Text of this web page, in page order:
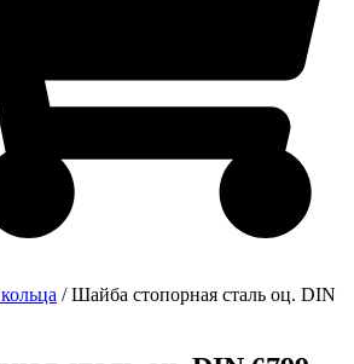
/ Шайба стопорная сталь оц. DIN